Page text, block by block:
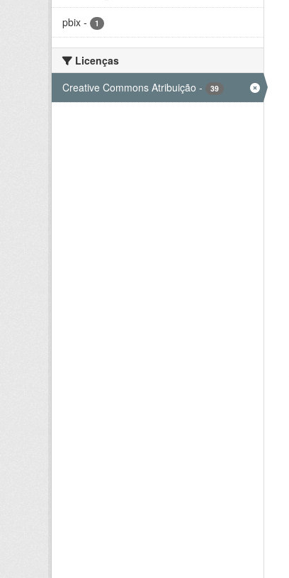
pbix - 1
Licenças
Creative Commons Atribuição - 39